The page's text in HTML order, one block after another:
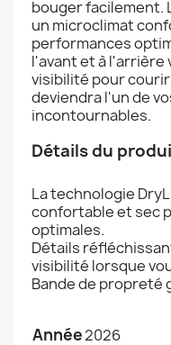
bouger facilement.
un microclimat
performances
l'avant et à l'arrière
visibilité pour
deviendra l'un de
incontournables.
Détails du
‍La technologie
confortable et sec
optimales.
Détails
visibilité lorsque
Bande de propreté
Année2026